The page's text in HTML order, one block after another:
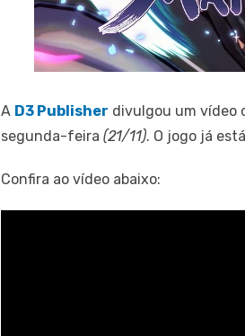
A D3 Publisher divulgou um vídeo
segunda-feira (21/11). O jogo já
Confira ao vídeo abaixo: